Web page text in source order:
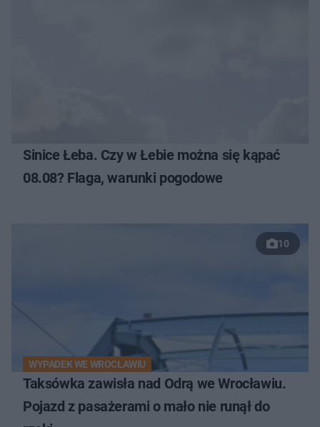
Sinice Łeba. Czy w Łebie można się kąpać
08.08? Flaga, warunki pogodowe
10
WYPADEK WE WROCŁAWIU
Taksówka zawisła nad Odrą we Wrocławiu.
Pojazd z pasażerami o mało nie runął do